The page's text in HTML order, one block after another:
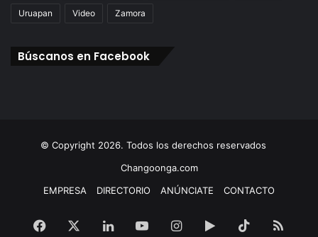
Uruapan Video Zamora
Búscanos en Facebook
© Copyright 2026. Todos los derechos reservados
Changoonga.com
EMPRESA
DIRECTORIO ANÚNCIATE CONTACTO
Facebook LinkedInYouTubeInstagram
Google TikTok